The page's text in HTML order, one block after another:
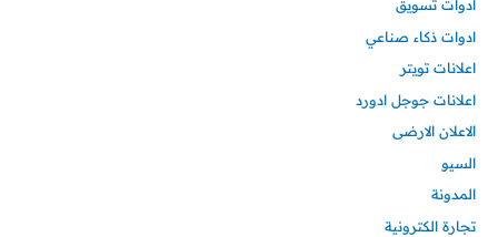
ادوات تسويق
ادوات ذكاء صناعي
اعلانات تويتر
اعلانات جوجل ادورد
الاعلان الارضى
السيو
المدونة
تجارة الكترونية